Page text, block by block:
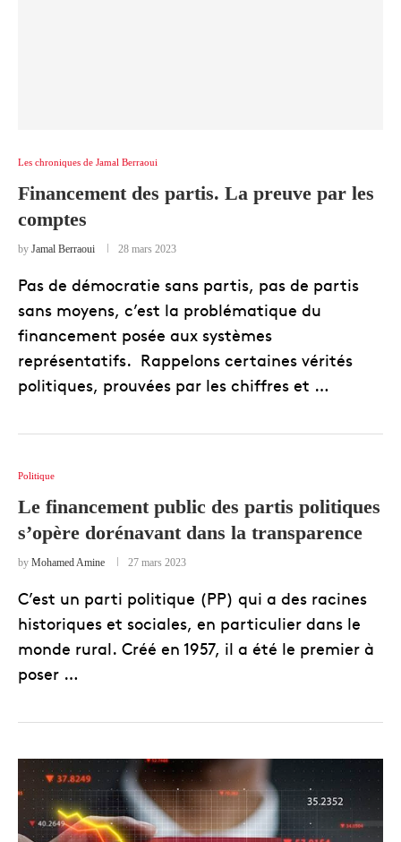
Les chroniques de Jamal Berraoui
Financement des partis. La preuve par les
comptes
by Jamal Berraoui 28 mars 2023
Pas de démocratie sans partis, pas de partis
sans moyens, c’est la problématique du
financement posée aux systèmes
représentatifs. Rappelons certaines vérités
politiques, prouvées par les chiffres et …
Politique
Le financement public des partis politiques
s’opère dorénavant dans la transparence
by Mohamed Amine 27 mars 2023
C’est un parti politique (PP) qui a des racines
historiques et sociales, en particulier dans le
monde rural. Créé en 1957, il a été le premier à
poser …